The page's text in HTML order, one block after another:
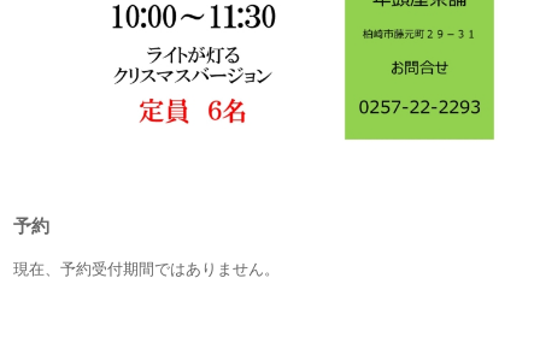
予約
現在、予約受付期間ではありません。